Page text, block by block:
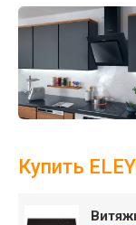
Купить